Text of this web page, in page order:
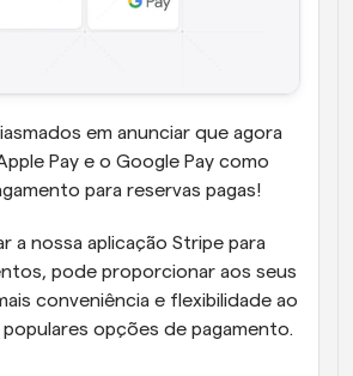
em anunciar que agora
Pay e o Google Pay como
para reservas pagas!
a nossa aplicação Stripe para
pode proporcionar aos seus
conveniência e flexibilidade ao
opções de pagamento.